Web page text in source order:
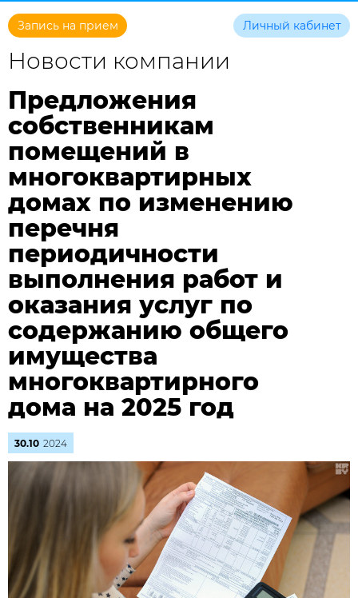
Запись на прием Личный кабинет
Новости компании
Предложения
собственникам
помещений в
многоквартирных
домах по изменению
перечня
периодичности
выполнения работ и
оказания услуг по
содержанию общего
имущества
многоквартирного
дома на 2025 год
30.10 2024